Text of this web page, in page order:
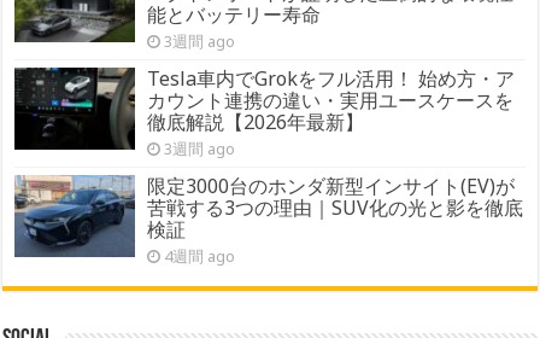
能とバッテリー寿命
3週間 ago
Tesla車内でGrokをフル活用！ 始め方・ア
カウント連携の違い・実用ユースケースを
徹底解説【2026年最新】
3週間 ago
限定3000台のホンダ新型インサイト(EV)が
苦戦する3つの理由｜SUV化の光と影を徹底
検証
4週間 ago